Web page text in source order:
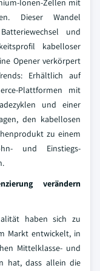
Ionen-Zellen mit
Dieser Wandel
und
kabelloser
Opener verkörpert
Erhältlich auf
Plattformen mit
und einer
den kabellosen
zu einem
und Einstiegs-
verändern
haben sich zu
Markt entwickelt, in
Mittelklasse- und
hat, dass allein die